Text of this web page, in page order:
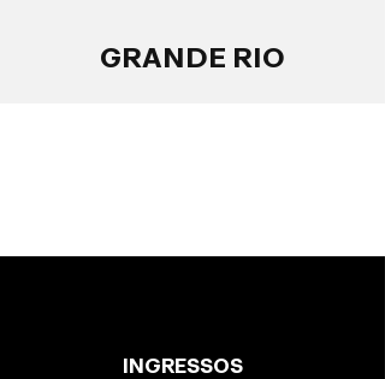
GRANDE RIO
INGRESSOS